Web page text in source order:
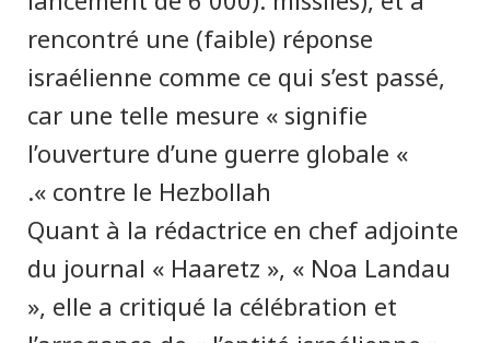
rencontré une (faible) réponse
israélienne comme ce qui s’est passé,
car une telle mesure « signifie
l’ouverture d’une guerre globale «
contre le Hezbollah ».
Quant à la rédactrice en chef adjointe
du journal « Haaretz », « Noa Landau
», elle a critiqué la célébration et